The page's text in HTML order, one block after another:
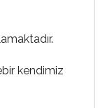
kendimiz